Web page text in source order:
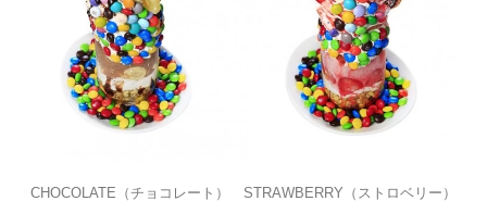
CHOCOLATE（チョコレート） STRAWBERRY（ストロベリー）